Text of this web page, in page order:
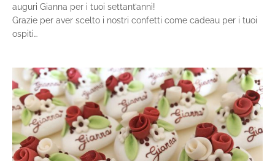
auguri Gianna per i tuoi settant’anni!
Grazie per aver scelto i nostri confetti come cadeau per i tuoi
ospiti…